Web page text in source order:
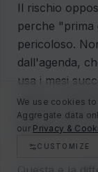
Il rischio
perche "prima
pericoloso.
dall'agenda,
usa i mesi
mentre il
sistema
che non parte
We use cookies
Aggregate data
our Privacy &
CUSTOMIZE